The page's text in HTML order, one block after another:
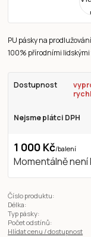
PU pásky na
100% přírodními lidskými
Dostupnost
Nejsme plátci DPH
1 000 Kč/balení
Momentálně není
Číslo produktu:
Délka:
Typ pásky:
Počet odstínů:
Hlídat cenu / dostupnost